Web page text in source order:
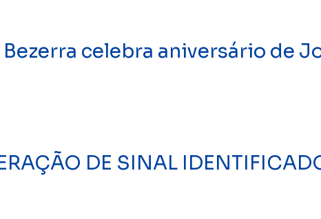
celebra aniversário de
DE SINAL